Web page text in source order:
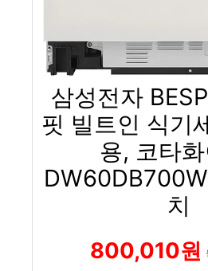
삼성전자
핏 빌트인 식기
용, 코타
치
800,010원